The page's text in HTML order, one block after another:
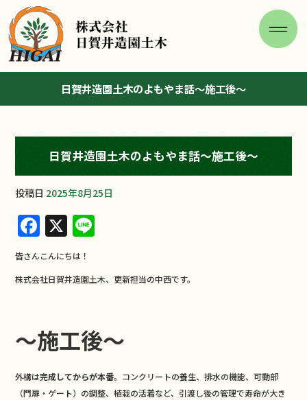
日賀井造園土木のよもやま話～施工後～
日賀井造園土木のよもやま話～施工後～
投稿日 2025年8月25日
F
a
c
e
o
o
k
X
e
皆さんこんにちは！
株式会社日賀井造園土木、更新担当の中西です。
～施工後～
外構は完成してからが本番。コンクリートの養生、排水の機能、可動部
（門扉・ゲート）の調整、植栽の活着など、引渡し後の管理で寿命が大き